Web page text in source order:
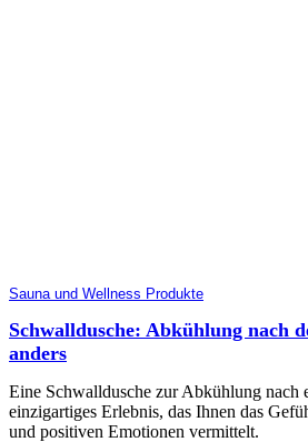
Sauna und Wellness Produkte
Schwalldusche: Abkühlung nach
anders
Eine Schwalldusche zur Abkühlung nach
einzigartiges Erlebnis, das Ihnen das
und positiven Emotionen vermittelt.